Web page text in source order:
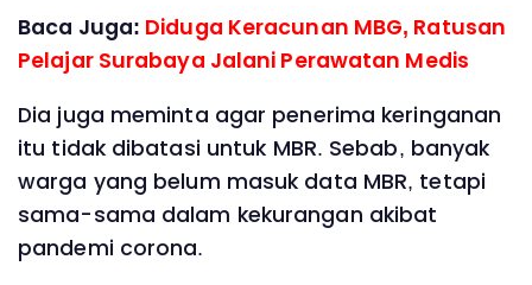
Baca Juga: Diduga Keracunan MBG, Ratusan
Pelajar Surabaya Jalani Perawatan Medis
Dia juga meminta agar penerima keringanan
itu tidak dibatasi untuk MBR. Sebab, banyak
warga yang belum masuk data MBR, tetapi
sama-sama dalam kekurangan akibat
pandemi corona.